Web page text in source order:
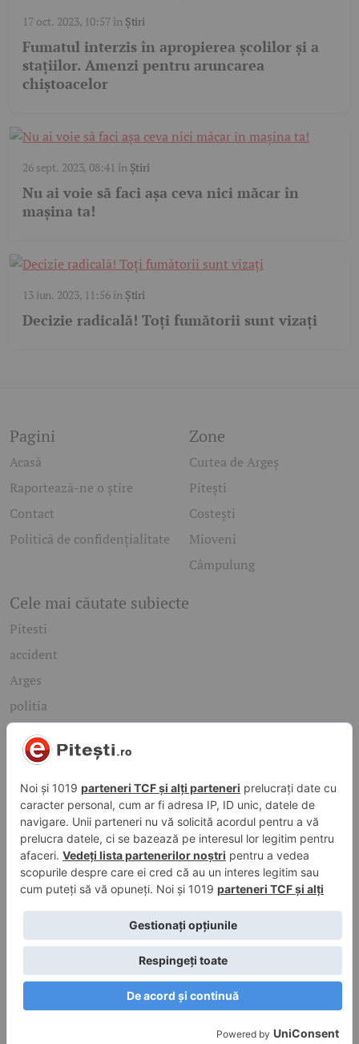
17 oct. 2023, 10:57în Știri
Fumatul interzis în apropierea școlilor și a
stațiilor. Amenzi pentru aruncarea
chiștoacelor
26 sept. 2023, 08:41 în Știri
Nu ai voie să faci așa ceva nici măcar în
mașina ta!
13 iun. 2023, 11:56în Știri
Decizie radicală! Toți fumătorii sunt vizați
Pagini
Acasă
Raportează-ne o știre
Contact
Politică de confidențialitate
Zone
Curtea de Argeș
Pitești
Costești
Mioveni
Câmpulung
Cele mai căutate subiecte
Pitesti
accident
Arges
politia
mioveni
Caută rapid știrile care te interesează
Găsește cele mai recente știri, evenimente și subiecte de
interes din orașul tău. Introdu un cuvânt-cheie și descoperă
informațiile de care ai nevoie!
Caută
© 2026 ePitesti.ro | Toate drepturile rezervate. | Site
administrat deWebFixer.ro